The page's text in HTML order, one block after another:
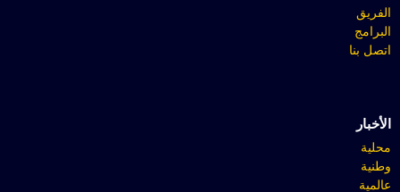
الفريق
البرامج
اتصل بنا
الأخبار
محلية
وطنية
عالمية